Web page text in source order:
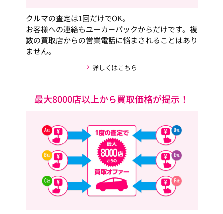
クルマの査定は1回だけでOK。
お客様への連絡もユーカーパックからだけです。複
数の買取店からの営業電話に悩まされることはあり
ません。
詳しくはこちら
最大8000店以上から買取価格が提示！